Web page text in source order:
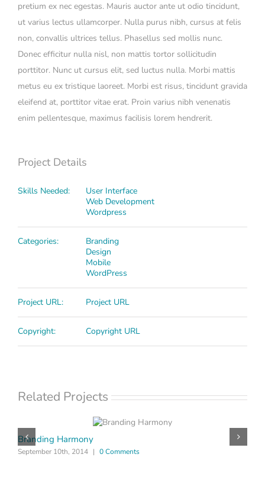
pretium ex nec egestas. Mauris auctor ante ut odio tincidunt,
ut varius lectus ullamcorper. Nulla purus nibh, cursus at felis
non, convallis ultrices tellus. Phasellus sed mollis nunc.
Donec efficitur nulla nisl, non mattis tortor sollicitudin
porttitor. Nunc ut cursus elit, sed luctus nulla. Morbi mattis
metus eu ex tristique laoreet. Morbi est risus, tincidunt gravida
eleifend at, porttitor vitae erat. Proin varius nibh venenatis
enim pellentesque, maximus facilisis lorem hendrerit.
Project Details
Skills Needed:
User Interface
Web Development
Wordpress
Categories:
Branding
Design
Mobile
WordPress
Project URL: Project URL
Copyright: Copyright URL
Related Projects
Branding Harmony
September 10th, 2014 | 0 Comments